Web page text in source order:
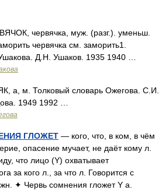
червячка, муж. (разг.). уменьш.
червячка см. заморить1.
Д.Н. Ушаков. 1935 1940 …
а, м. Толковый словарь Ожегова. С.И.
1949 1992 …
ГЛОЖЕТ — кого, что, в ком, в чём
опасение мучает, не даёт кому л.
что лицо (Y) охватывает
за кого л., за что л. Говорится с
✦ Червь сомнения гложет Y а.